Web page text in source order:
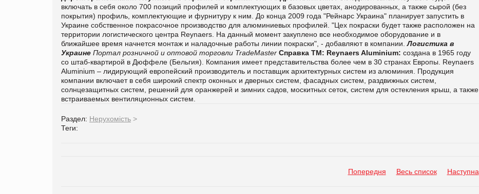
включать в себя около 700 позиций профилей и комплектующих в базовых цветах, анодированных, а также сырой (без
покрытия) профиль, комплектующие и фурнитуру к ним. До конца 2009 года "Рейнарс Украина" планирует запустить в
Украине собственное покрасочное производство для алюминиевых профилей. "Цех покраски будет также расположен на
территории логистического центра Reynaers. На данный момент закуплено все необходимое оборудование и в
ближайшее время начнется монтаж и наладочные работы линии покраски", - добавляют в компании.Логистика в
Украине Портал розничной и оптовой торговли TradeMaster Справка ТМ: Reynaers Aluminium: создана в 1965 году
со штаб-квартирой в Дюффеле (Бельгия). Компания имеет представительства более чем в 30 странах Европы. Reynaers
Aluminium – лидирующий европейский производитель и поставщик архитектурных систем из алюминия. Продукция
компании включает в себя широкий спектр оконных и дверных систем, фасадных систем, раздвижных систем,
солнцезащитных систем, решений для оранжерей и зимних садов, москитных сеток, систем для остекления крыш, а также
встраиваемых вентиляционных систем.
Раздел: Нерухомість >
Теги:
Попередня Весь список Наступна